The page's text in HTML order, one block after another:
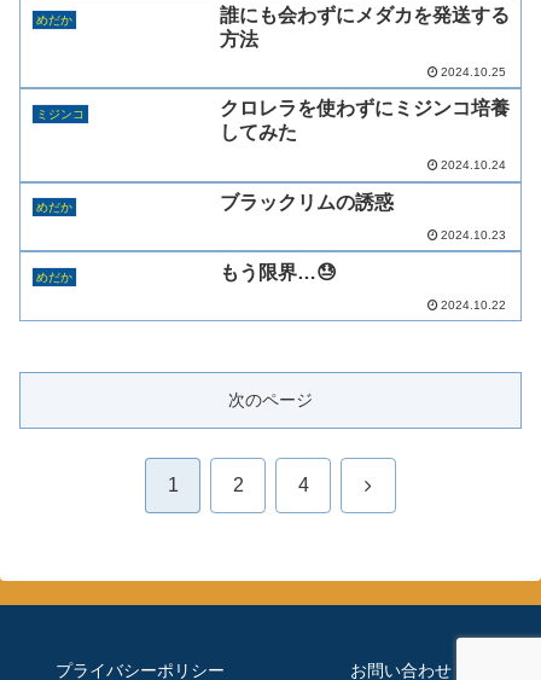
めだか
誰にも会わずにメダカを発送する
方法
2024.10.25
ミジンコ
クロレラを使わずにミジンコ培養
してみた
2024.10.24
めだか ブラックリムの誘惑
2024.10.23
めだか もう限界…😓
2024.10.22
次のページ
1 2 4 次
プライバシーポリシー お問い合わせ